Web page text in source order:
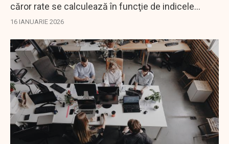
căror rate se calculează în funcţie de indicele
ROBOR.
16 IANUARIE 2026